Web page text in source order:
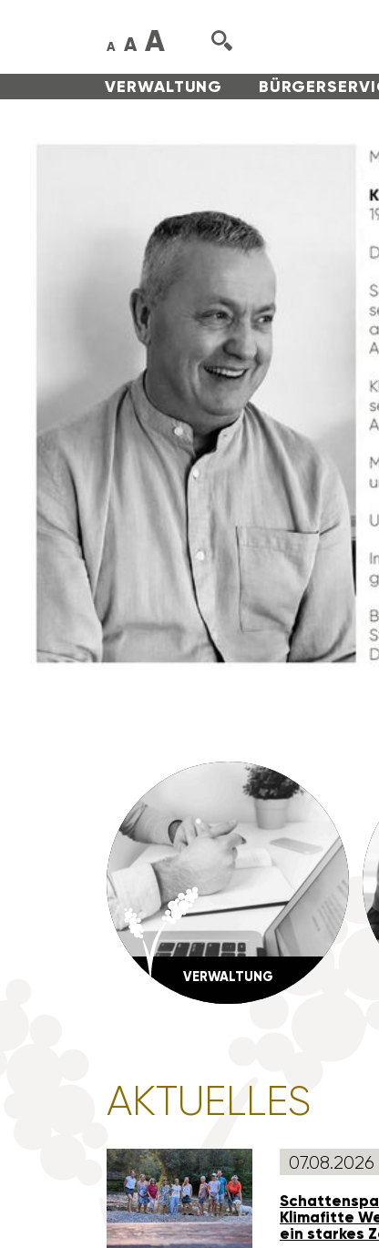
VERWAL­TUNG
A A A
VERWAL­TUNG
AKTU­ELLES
07.08.2026
Klima­fitte
ein starkes